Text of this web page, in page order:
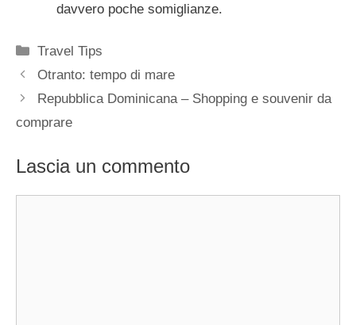
davvero poche somiglianze.
Categorie
Travel Tips
Otranto: tempo di mare
Repubblica Dominicana – Shopping e souvenir da
comprare
Lascia un commento